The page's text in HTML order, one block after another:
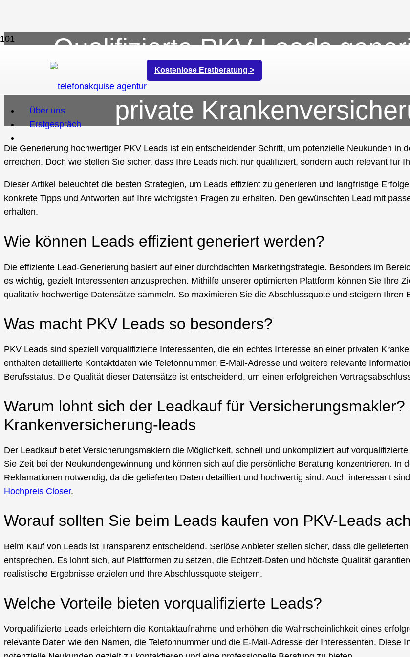
Kostenlose Erstberatung >
Über uns
Erstgespräch
Qualifizierte PKV Leads
gewinnen Sie potenzielle
private
Die Generierung hochwertiger PKV Leads ist ein entscheidender Schritt, um potenzielle Neukunden in
erreichen. Doch wie stellen Sie sicher, dass Ihre Leads nicht nur qualifiziert, sondern auch relevant für
Dieser Artikel beleuchtet die besten Strategien, um Leads effizient zu generieren und langfristige
konkrete Tipps und Antworten auf Ihre wichtigsten Fragen zu erhalten. Den gewünschten Lead mit
erhalten.
Wie können Leads effizient generiert werden?
Die effiziente Lead-Generierung basiert auf einer durchdachten Marketingstrategie. Besonders im
es wichtig, gezielt Interessenten anzusprechen. Mithilfe unserer optimierten Plattform können Sie Ihre
qualitativ hochwertige Datensätze sammeln. So maximieren Sie die Abschlussquote und steigern Ihren
Was macht PKV Leads so besonders?
PKV Leads sind speziell vorqualifizierte Interessenten, die ein echtes Interesse an einer privaten
enthalten detaillierte Kontaktdaten wie Telefonnummer, E-Mail-Adresse und weitere relevante
Berufsstatus. Die Qualität dieser Datensätze ist entscheidend, um einen erfolgreichen
Warum lohnt sich der Leadkauf für Versicherungsmakler?
Krankenversicherung-leads
Der Leadkauf bietet Versicherungsmaklern die Möglichkeit, schnell und unkompliziert auf
Sie Zeit bei der Neukundengewinnung und können sich auf die persönliche Beratung konzentrieren. In
Reklamationen notwendig, da die gelieferten Daten detailliert und hochwertig sind. Auch interessant sind
Hochpreis Closer.
Worauf sollten Sie beim Leads kaufen von PKV-Leads
Beim Kauf von Leads ist Transparenz entscheidend. Seriöse Anbieter stellen sicher, dass die
entsprechen. Es lohnt sich, auf Plattformen zu setzen, die Echtzeit-Daten und höchste Qualität
realistische Ergebnisse erzielen und Ihre Abschlussquote steigern.
Welche Vorteile bieten vorqualifizierte Leads?
Vorqualifizierte Leads erleichtern die Kontaktaufnahme und erhöhen die Wahrscheinlichkeit eines
relevante Daten wie den Namen, die Telefonnummer und die E-Mail-Adresse der Interessenten. Diese